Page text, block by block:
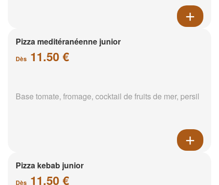
Pizza meditéranéenne junior
Dès 11.50 €
Base tomate, fromage, cocktail de fruits de mer, persil
Pizza kebab junior
Dès 11.50 €